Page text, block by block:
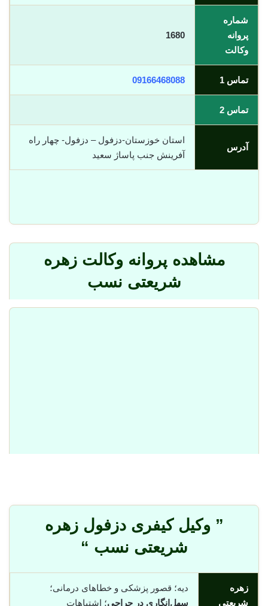
شماره
پروانه
وکالت
1680
تماس 1 09166468088
تماس 2
آدرس
استان خوزستان-دزفول – دزفول- چهار راه
آفرينش جنب پاساژ سعيد
مشاهده پروانه وکالت زهره
شریعتی نسب
” وکیل کیفری دزفول زهره
شریعتی نسب “
زهره
شریعتی
دیه؛ قصور پزشکی و خطاهای درمانی؛
سهل‌انگاری در جراحی؛ اشتباهات